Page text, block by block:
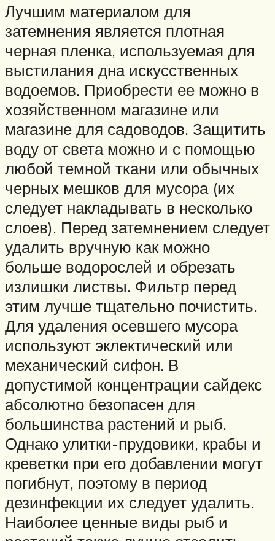
Лучшим материалом для
затемнения является плотная
черная пленка, используемая для
выстилания дна искусственных
водоемов. Приобрести ее можно в
хозяйственном магазине или
магазине для садоводов. Защитить
воду от света можно и с помощью
любой темной ткани или обычных
черных мешков для мусора (их
следует накладывать в несколько
слоев). Перед затемнением следует
удалить вручную как можно
больше водорослей и обрезать
излишки листвы. Фильтр перед
этим лучше тщательно почистить.
Для удаления осевшего мусора
используют эклектический или
механический сифон. В
допустимой концентрации сайдекс
абсолютно безопасен для
большинства растений и рыб.
Однако улитки-прудовики, крабы и
креветки при его добавлении могут
погибнут, поэтому в период
дезинфекции их следует удалить.
Наиболее ценные виды рыб и